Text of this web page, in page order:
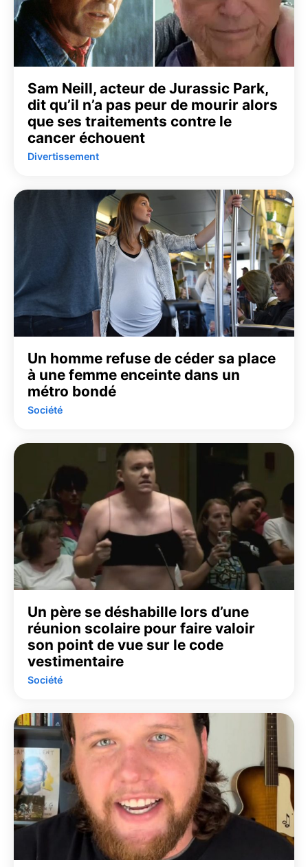
Sam Neill, acteur de Jurassic Park,
dit qu’il n’a pas peur de mourir alors
que ses traitements contre le
cancer échouent
Divertissement
Un homme refuse de céder sa place
à une femme enceinte dans un
métro bondé
Société
Un père se déshabille lors d’une
réunion scolaire pour faire valoir
son point de vue sur le code
vestimentaire
Société